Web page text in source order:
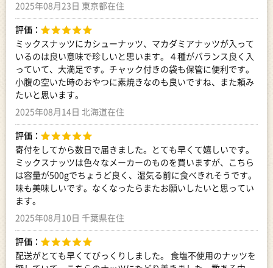
2025年08月23日 東京都在住
評価：
ミックスナッツにカシューナッツ、マカダミアナッツが入って
いるのは良い意味で珍しいと思います。４種がバランス良く入
っていて、大満足です。チャック付きの袋も保管に便利です。
小腹の空いた時のおやつに素焼きなのも良いですね、また頼み
たいと思います。
2025年08月14日 北海道在住
評価：
寄付をしてから数日で届きました。とても早くて嬉しいです。
ミックスナッツは色々なメーカーのものを買いますが、こちら
は容量が500gでちょうど良く、湿気る前に食べきれそうです。
味も美味しいです。なくなったらまたお願いしたいと思ってい
ます。
2025年08月10日 千葉県在住
評価：
配送がとても早くてびっくりしました。 食塩不使用のナッツを